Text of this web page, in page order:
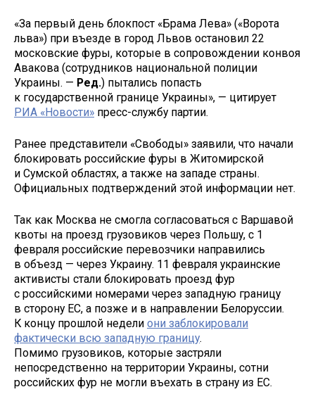
«За первый день блокпост «Брама Лева» («Ворота
льва») при въезде в город Львов остановил 22
московские фуры, которые в сопровождении конвоя
Авакова (сотрудников национальной полиции
Украины. — Ред.) пытались попасть
к государственной границе Украины», — цитирует
РИА «Новости» пресс-службу партии.
Ранее представители «Свободы» заявили, что начали
блокировать российские фуры в Житомирской
и Сумской областях, а также на западе страны.
Официальных подтверждений этой информации нет.
Так как Москва не смогла согласоваться с Варшавой
квоты на проезд грузовиков через Польшу, с 1
февраля российские перевозчики направились
в объезд — через Украину. 11 февраля украинские
активисты стали блокировать проезд фур
с российскими номерами через западную границу
в сторону ЕС, а позже и в направлении Белоруссии.
К концу прошлой недели они заблокировали
фактически всю западную границу.
Помимо грузовиков, которые застряли
непосредственно на территории Украины, сотни
российских фур не могли въехать в страну из ЕС.